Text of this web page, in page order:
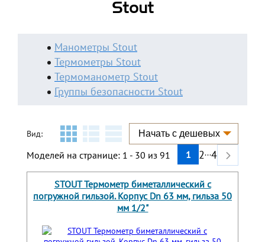
Stout
Манометры Stout
Термометры Stout
Термоманометр Stout
Группы безопасности Stout
Моделей на странице: 1 - 30 из 91
Вид:
1 2...4 Следующая
STOUT Термометр биметаллический с
погружной гильзой. Корпус Dn 63 мм, гильза 50
мм 1/2"